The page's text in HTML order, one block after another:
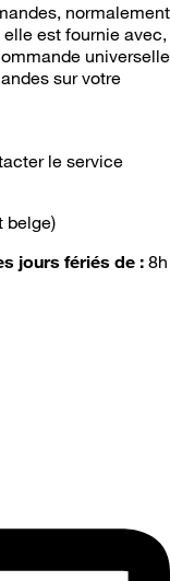
normalement
est fournie avec,
universelle
sur votre
le service
belge)
jours fériés de : 8h